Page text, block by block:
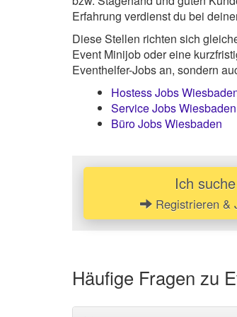
Erfahrung verdienst du bei
Diese Stellen richten sich
Event Minijob oder eine
Eventhelfer-Jobs an, sondern
Hostess Jobs
Service Jobs Wiesbaden
Büro Jobs Wiesbaden
Ich
Registrieren &
Häufige Fragen zu